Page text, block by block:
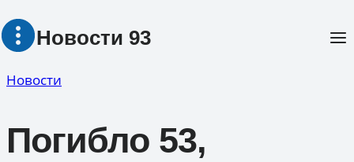
Перейти
Новости 93
Новости
Погибло 53,